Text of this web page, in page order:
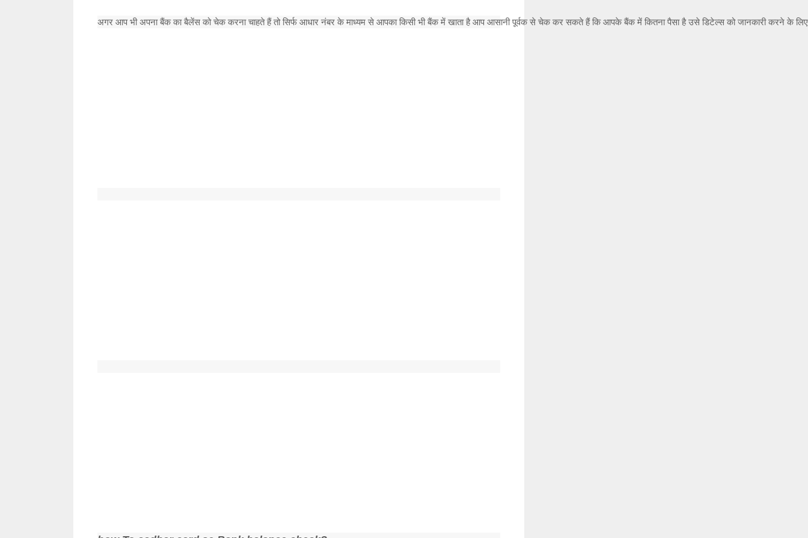
अगर आप भी अपना बैंक का बैलेंस को चेक करना चाहते हैं तो सिर्फ आधार नंबर के माध्यम से आपका किसी भी बैंक में खाता है आप आसानी पूर्वक से चेक कर सकते हैं कि आपके बैंक में कितना पैसा है उसे डिटेल्स को जानकारी करने